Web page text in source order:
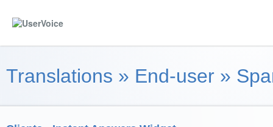
Translations » End-user »